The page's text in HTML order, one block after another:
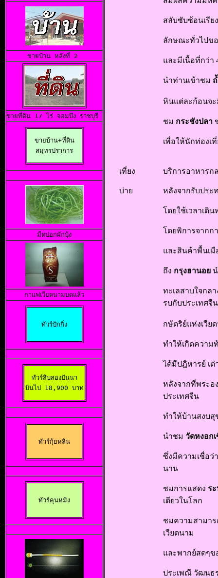
ขายบ้าน หลังที่ 2
ขายที่ดิน 17 ไร่ จอมบึง ราชบุรี
ขายบ้าน+ที่ดิน
สมุทรปราการ
มีดปอกผักบุ้ง
กาแฟเวียดนามบดแล้ว
ทัวร์ปักกิ่ง
ทัวร์สิบสองปันนา
บินไป 18,900 บาท
ทัวร์กุ้ยหลิน
ทัวร์คุนหมิง
สลับซับซ้อนเรีย
ลักษณะทั่วไปขอ
และมีเนื้อที่กว่า
นำท่านเข้าชม
หินแต่ละก้อนจ
ชม กระชังปลา
เพื่อให้นักท่องเ
เที่ยง บริการอาหารก
บ่าย หลังจากรับประ
โดยใช้เวลาเดิ
โดยพิการจากก
และสินค้าพื้นเมื
ถึง กรุงฮานอย
ทะเลสาบใจกล
รบกับประเทศจีน
กษัตริย์แห่งเวีย
ทำให้เกิดความ
ได้มีปฎิหารย์ เ
หลังจากที่พระอ
ประเทศจีน
ทำให้บ้านสงบสุ
นำชม วัดหงอก
ซึ่งมีความเชื่อว่
นาน
ชมการแสดง ร
เดียวในโลก
ชมความสามาร
เวียดนาม
และพากย์สดๆข
ประเพณี วัฒนธ